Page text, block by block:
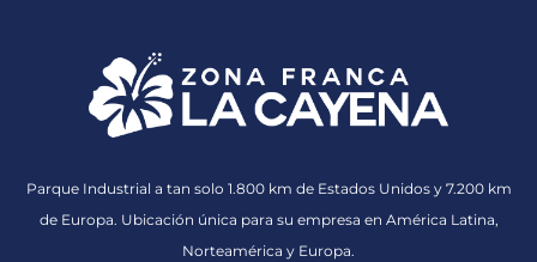
Parque Industrial a tan solo 1.800 km de Estados Unidos y 7.200 km
de Europa. Ubicación única para su empresa en América Latina,
Norteamérica y Europa.